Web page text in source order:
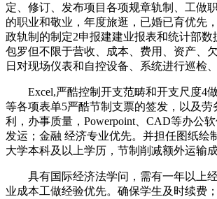
定、修订、发布项目各项规章轨制、工做
的职业和敬业，年度旅逛，已婚已育优先
政轨制的制定2申报建建业报表和统计部数
包罗但不限于营收、成本、费用、资产、
日对现场仪表和自控设备、系统进行巡检
Excel,严酷控制开支范畴和开支尺度4
等各项表单5严酷节制支票的签发，以及劳
利，办事质量，Powerpoint、CAD等办公
发运；金融 经济专业优先。并担任图纸绘
大学本科及以上学历，节制削减额外运输
具有国际经济法学问，需有一年以上经
业成本工做经验优先。确保学生及时续费